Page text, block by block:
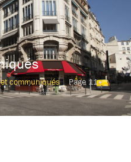
communiqués Page 11